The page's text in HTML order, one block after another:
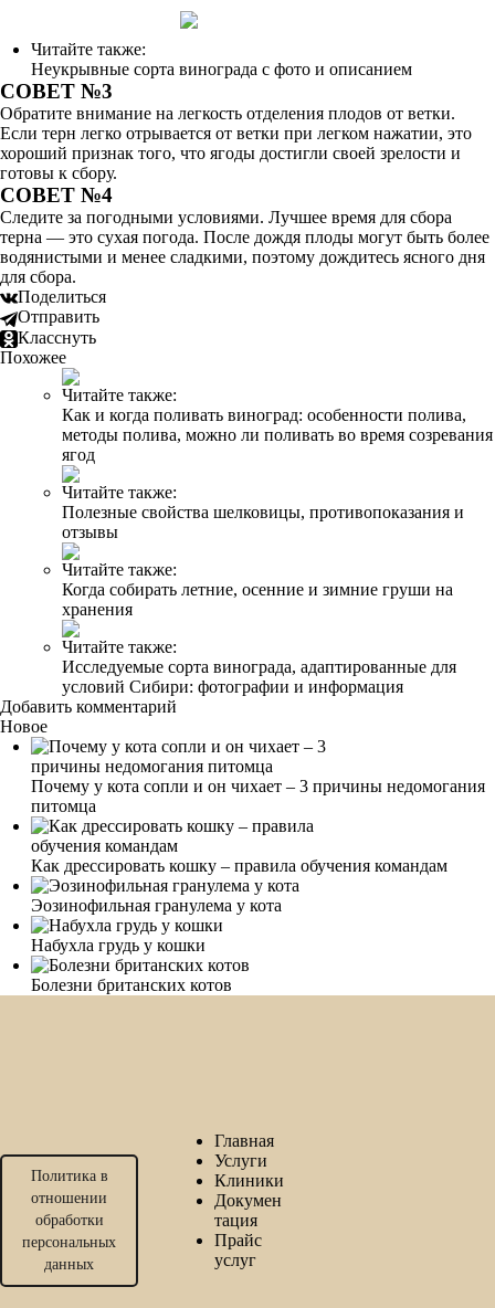
Читайте также:
Неукрывные сорта винограда с фото и описанием
СОВЕТ №3
Обратите внимание на легкость отделения плодов от ветки.
Если терн легко отрывается от ветки при легком нажатии, это
хороший признак того, что ягоды достигли своей зрелости и
готовы к сбору.
СОВЕТ №4
Следите за погодными условиями. Лучшее время для сбора
терна — это сухая погода. После дождя плоды могут быть более
водянистыми и менее сладкими, поэтому дождитесь ясного дня
для сбора.
Поделиться
Отправить
Класснуть
Похожее
Читайте также:
Как и когда поливать виноград: особенности полива,
методы полива, можно ли поливать во время созревания
ягод
Читайте также:
Полезные свойства шелковицы, противопоказания и
отзывы
Читайте также:
Когда собирать летние, осенние и зимние груши на
хранения
Читайте также:
Исследуемые сорта винограда, адаптированные для
условий Сибири: фотографии и информация
Добавить комментарий
Новое
Почему у кота сопли и он чихает – 3 причины недомогания
питомца
Как дрессировать кошку – правила обучения командам
Эозинофильная гранулема у кота
Набухла грудь у кошки
Болезни британских котов
Политика в
отношении
обработки
персональных
данных
Главная
Услуги
Клиники
Докумен
тация
Прайс
услуг